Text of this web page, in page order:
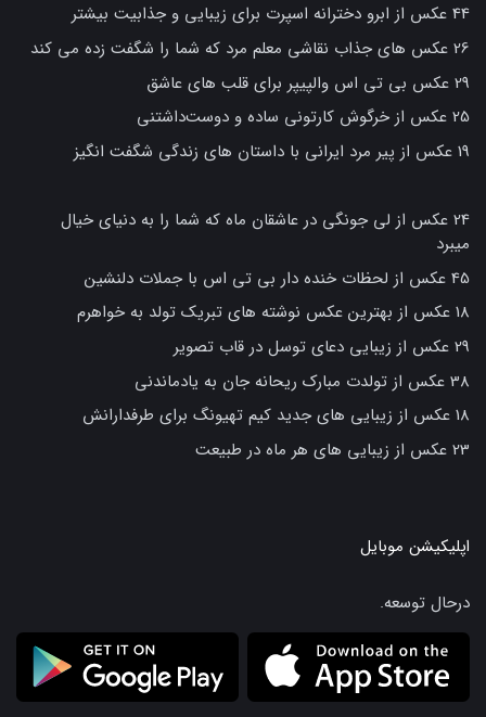
44 عکس از ابرو دخترانه اسپرت برای زیبایی و جذابیت بیشتر
26 عکس های جذاب نقاشی معلم مرد که شما را شگفت زده می کند
29 عکس بی تی اس والپیپر برای قلب های عاشق
25 عکس از خرگوش کارتونی ساده و دوست‌داشتنی
19 عکس از پیر مرد ایرانی با داستان های زندگی شگفت انگیز
24 عکس از لی جونگی در عاشقان ماه که شما را به دنیای خیال
میبرد
45 عکس از لحظات خنده دار بی تی اس با جملات دلنشین
18 عکس از بهترین عکس نوشته های تبریک تولد به خواهرم
29 عکس از زیبایی دعای توسل در قاب تصویر
38 عکس از تولدت مبارک ریحانه جان به یادماندنی
18 عکس از زیبایی های جدید کیم تهیونگ برای طرفدارانش
23 عکس از زیبایی های هر ماه در طبیعت
اپلیکیشن موبایل
درحال توسعه.